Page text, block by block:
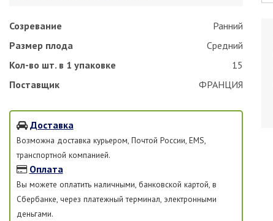
Созревание
Ранний
Размер плода
Средний
Кол-во шт. в 1 упаковке
15
Поставщик
ФРАНЦИЯ
Доставка
Возможна доставка курьером, Почтой России, EMS,
транспортной компанией.
Оплата
Вы можете оплатить наличными, банковской картой, в
Сбербанке, через платежный терминал, электронными
деньгами.